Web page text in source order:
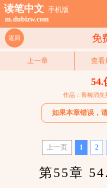
读笔中文 手机版
m.dubizw.com
免
返回
上一章 查看
54.
作品：青梅消失
如果本章错误，
上一页 1 2
第55章 54.